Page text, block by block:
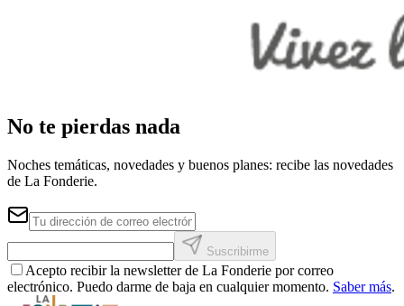
No te pierdas nada
Noches temáticas, novedades y buenos planes: recibe las novedades
de La Fonderie.
Suscribirme
Acepto recibir la newsletter de La Fonderie por correo
electrónico. Puedo darme de baja en cualquier momento. Saber más.